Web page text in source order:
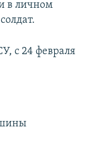
в личном
с 24 февраля